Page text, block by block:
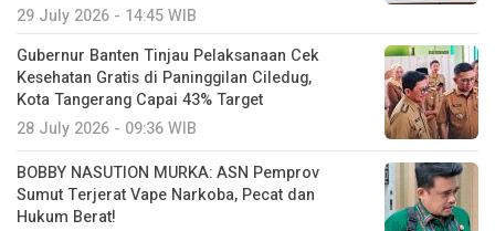
29 July 2026 - 14:45 WIB
Gubernur Banten Tinjau Pelaksanaan Cek
Kesehatan Gratis di Paninggilan Ciledug,
Kota Tangerang Capai 43% Target
28 July 2026 - 09:36 WIB
BOBBY NASUTION MURKA: ASN Pemprov
Sumut Terjerat Vape Narkoba, Pecat dan
Hukum Berat!